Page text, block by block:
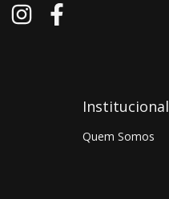
Institucional
Quem Somos